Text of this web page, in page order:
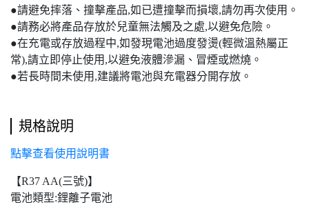
●請避免摔落、撞擊產品,如已遭撞擊而損壞,請勿再次使用。
●請務必將產品存放於兒童無法觸及之處,以避免危險。
●在充電或存放過程中,如發現電池過度發燙(輕微溫熱屬正
常),請立即停止使用,以避免液體滲漏、冒煙或燃燒。
●若長時間未使用,建議將電池與充電器分開存放。
規格說明
點擊查看使用說明書
【R37 AA(三號)】
電池類型:鋰離子電池